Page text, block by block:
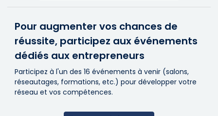
Pour augmenter vos chances de
réussite, participez aux événements
dédiés aux entrepreneurs
Participez à l'un des 16 événements à venir (salons,
réseautages, formations, etc.) pour développer votre
réseau et vos compétences.